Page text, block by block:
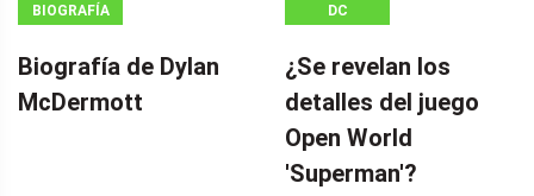
BIOGRAFÍA
Biografía de Dylan
McDermott
DC
¿Se revelan los
detalles del juego
Open World
'Superman'?